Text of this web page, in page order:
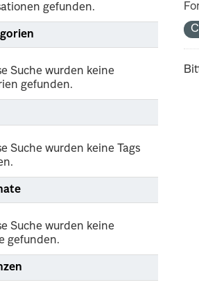
gefunden.
Suche wurden keine
gefunden.
Suche wurden keine Tags
Suche wurden keine
gefunden.